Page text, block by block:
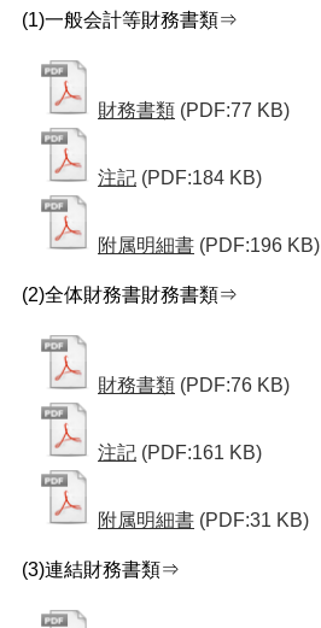
(1)一般会計等財務書類⇒
財務書類 (PDF:77 KB)
注記 (PDF:184 KB)
附属明細書 (PDF:196 KB)
(2)全体財務書財務書類⇒
財務書類 (PDF:76 KB)
注記 (PDF:161 KB)
附属明細書 (PDF:31 KB)
(3)連結財務書類⇒